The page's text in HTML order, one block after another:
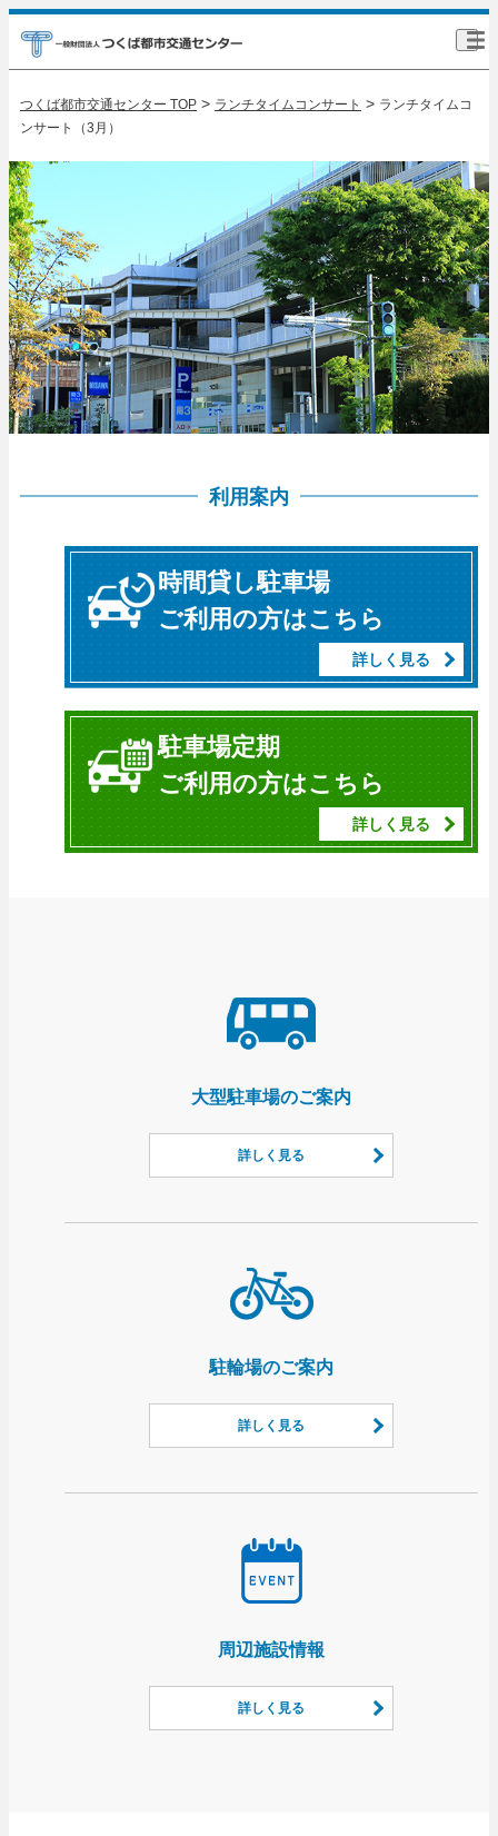
つくば都市交通センター TOP > ランチタイムコンサート > ランチタイムコ
ンサート（3月）
利用案内
時間貸し駐車場
ご利用の方はこちら
詳しく見る
駐車場定期
ご利用の方はこちら
詳しく見る
大型駐車場のご案内
詳しく見る
駐輪場のご案内
詳しく見る
周辺施設情報
詳しく見る